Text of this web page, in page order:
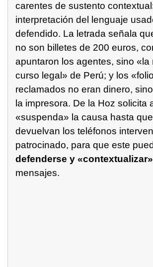
carentes de sustento
interpretación del lenguaje
defendido. La letrada señala
no son billetes de 200 euros,
apuntaron los agentes, sino «la
curso legal» de Perú; y los
reclamados no eran dinero,
la impresora. De la Hoz solicita
«suspenda» la causa hasta
devuelvan los teléfonos
patrocinado, para que este
defenderse y «contextualizar»
mensajes.